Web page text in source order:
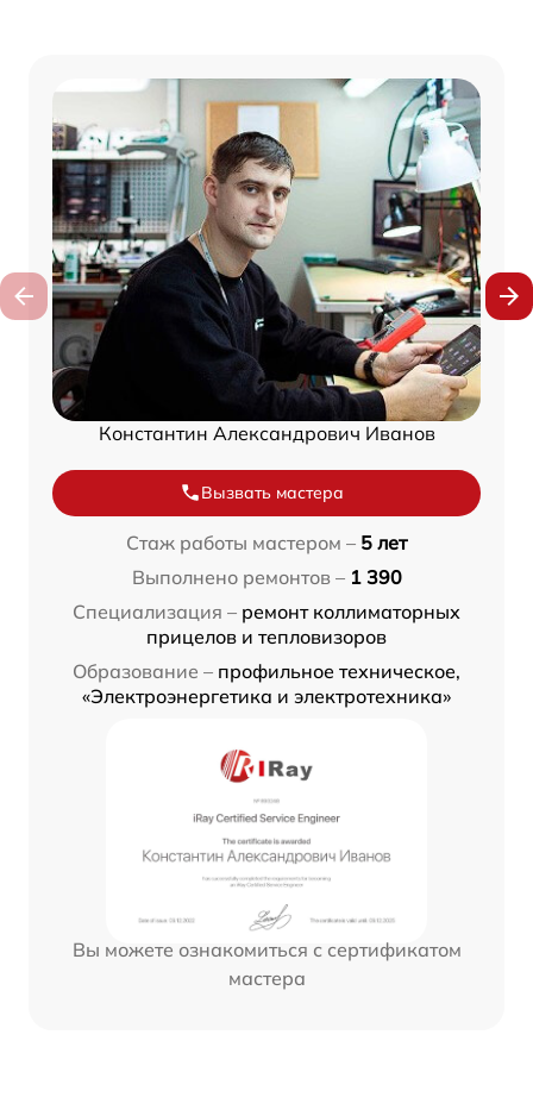
Константин Александрович Иванов
Вызвать мастера
Стаж работы мастером – 5 лет
Выполнено ремонтов – 1 390
Специализация – ремонт коллиматорных
прицелов и тепловизоров
Образование – профильное техническое,
«Электроэнергетика и электротехника»
Вы можете ознакомиться с сертификатом
мастера